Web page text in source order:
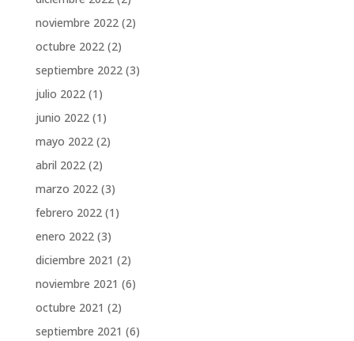
noviembre 2022(2)
octubre 2022(2)
septiembre 2022(3)
julio 2022(1)
junio 2022(1)
mayo 2022(2)
abril 2022(2)
marzo 2022(3)
febrero 2022(1)
enero 2022(3)
diciembre 2021 (2)
noviembre 2021 (6)
octubre 2021 (2)
septiembre 2021 (6)